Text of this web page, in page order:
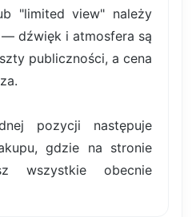
"limited view" należy
dźwięk i atmosfera są
publiczności, a cena
pozycji następuje
gdzie na stronie
wszystkie obecnie